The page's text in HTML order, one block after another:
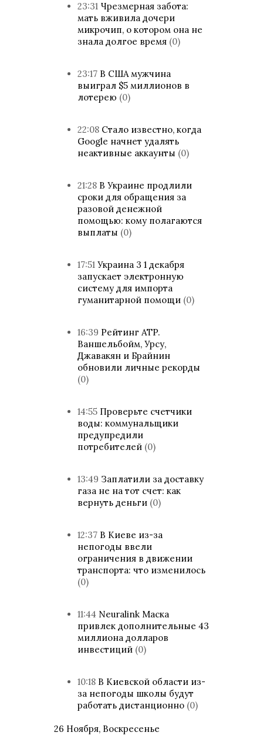
23:31 Чрезмерная забота:
мать вживила дочери
микрочип, о котором она не
знала долгое время (0)
23:17 В США мужчина
выиграл $5 миллионов в
лотерею (0)
22:08 Стало известно, когда
Google начнет удалять
неактивные аккаунты (0)
21:28 В Украине продлили
сроки для обращения за
разовой денежной
помощью: кому полагаются
выплаты (0)
17:51 Украина 3 1 декабря
запускает электронную
систему для импорта
гуманитарной помощи (0)
16:39 Рейтинг ATP.
Ваншельбойм, Урсу,
Джавакян и Брайнин
обновили личные рекорды
(0)
14:55 Проверьте счетчики
воды: коммунальщики
предупредили
потребителей (0)
13:49 Заплатили за доставку
газа не на тот счет: как
вернуть деньги (0)
12:37 В Киеве из-за
непогоды ввели
ограничения в движении
транспорта: что изменилось
(0)
11:44 Neuralink Маска
привлек дополнительные 43
миллиона долларов
инвестиций (0)
10:18 В Киевской области из-
за непогоды школы будут
работать дистанционно (0)
26 Ноября, Воскресенье